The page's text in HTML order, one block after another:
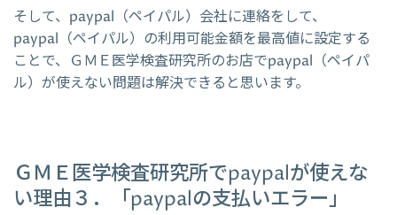
そして、paypal（ペイパル）会社に連絡をして、
paypal（ペイパル）の利用可能金額を最高値に設定する
ことで、ＧＭＥ医学検査研究所のお店でpaypal（ペイパ
ル）が使えない問題は解決できると思います。
ＧＭＥ医学検査研究所でpaypalが使えな
い理由３．「paypalの支払いエラー」